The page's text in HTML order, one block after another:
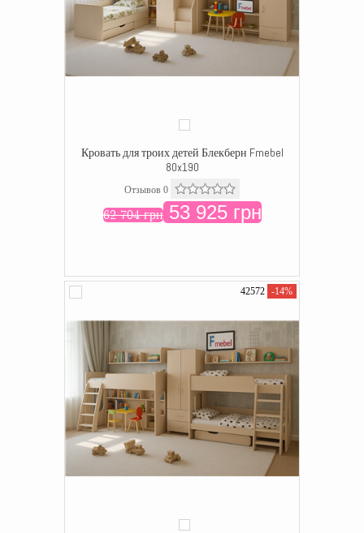
Кровать для троих детей Блекберн Fmebel
80x190
Отзывов 0
62 704 грн53 925 грн
42572 -14%